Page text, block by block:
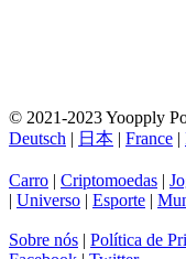
© 2021-2023 Yoopply
Deutsch | 日本 | France |
Carro | Criptomoedas |
| Universo | Esporte |
Sobre nós | Política de